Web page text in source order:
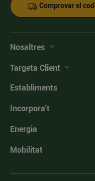
Comprovar el
Nosaltres
Targeta Client
Establiments
Incorpora't
Energia
Mobilitat